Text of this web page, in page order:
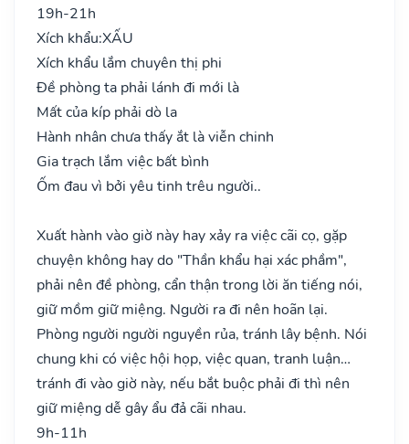
19h-21h
Xích khẩu:XẤU
Xích khẩu lắm chuyên thị phi
Đề phòng ta phải lánh đi mới là
Mất của kíp phải dò la
Hành nhân chưa thấy ắt là viễn chinh
Gia trạch lắm việc bất bình
Ốm đau vì bởi yêu tinh trêu người..
Xuất hành vào giờ này hay xảy ra việc cãi cọ, gặp
chuyện không hay do "Thần khẩu hại xác phầm",
phải nên đề phòng, cẩn thận trong lời ăn tiếng nói,
giữ mồm giữ miệng. Người ra đi nên hoãn lại.
Phòng người người nguyền rủa, tránh lây bệnh. Nói
chung khi có việc hội họp, việc quan, tranh luận…
tránh đi vào giờ này, nếu bắt buộc phải đi thì nên
giữ miệng dễ gây ẩu đả cãi nhau.
9h-11h